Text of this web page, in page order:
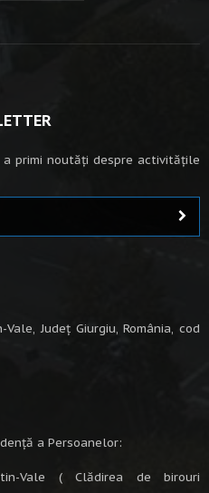
primi noutăți despre activitățile
Județ Giurgiu, România, cod
a Persoanelor:
Vale ( Clădirea de birouri